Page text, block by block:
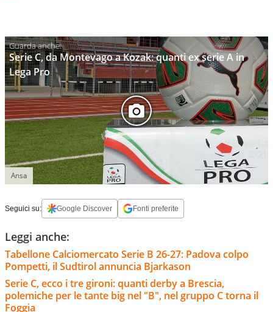
Serie C, da Montevago a Kozak: quanti ex serie A in
Lega Pro
Ansa
Seguici su: Google Discover Fonti preferite
Leggi anche:
Tabellone Calciomercato Serie B 26-27: Padova colpo
Pompetti, il Sudtirol annuncia Bjarkason
Serie C, ecco i tre gironi: quanti derby a Brescia,
polemiche per le tante big nel "B", nel gruppo C torna il
Foggia